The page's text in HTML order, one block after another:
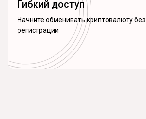
Гибкий доступ
Начните обменивать криптовалюту
регистрации